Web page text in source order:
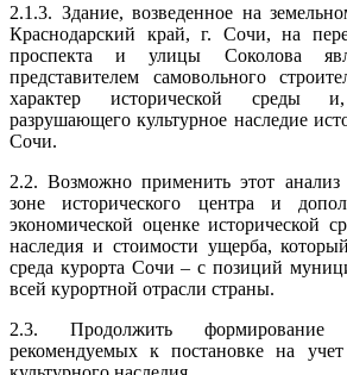
2.1.3. Здание, возведенное на
Краснодарский край, г. Сочи, на
проспекта и улицы Соколова
представителем самовольного
характер исторической среды
разрушающего культурное наследие
Сочи.
2.2. Возможно применить этот
зоне исторического центра и
экономической оценке исторической
наследия и стоимости ущерба,
среда курорта Сочи – с позиций
всей курортной отрасли страны.
2.3. Продолжить формирование
рекомендуемых к постановке на